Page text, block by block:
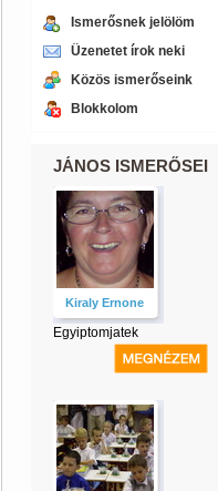
Ismerősnek jelölöm
Üzenetet írok neki
Közös ismerőseink
Blokkolom
JÁNOS ISMERŐSEI
Kiraly Ernone
Egyiptomjatek